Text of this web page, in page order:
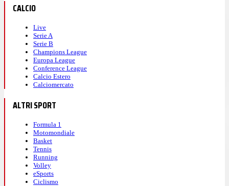
CALCIO
Live
Serie A
Serie B
Champions League
Europa League
Conference League
Calcio Estero
Calciomercato
ALTRI SPORT
Formula 1
Motomondiale
Basket
Tennis
Running
Volley
eSports
Ciclismo